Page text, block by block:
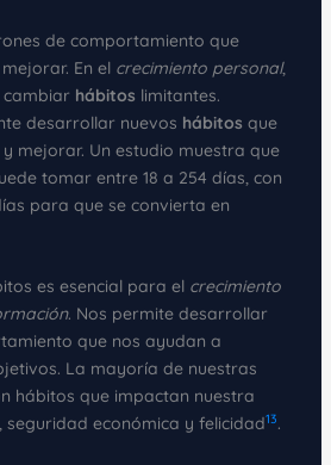
de comportamiento que
En el crecimiento personal,
hábitos limitantes.
desarrollar nuevos hábitos que
mejorar. Un estudio muestra que
tomar entre 18 a 254 días, con
para que se convierta en
es esencial para el crecimiento
. Nos permite desarrollar
que nos ayudan a
La mayoría de nuestras
hábitos que impactan nuestra
económica y felicidad13.